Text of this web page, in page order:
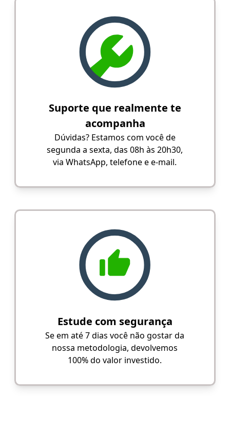
Suporte que realmente te
acompanha
Dúvidas? Estamos com você de
segunda a sexta, das 08h às 20h30,
via WhatsApp, telefone e e-mail.
Estude com segurança
Se em até 7 dias você não gostar da
nossa metodologia, devolvemos
100% do valor investido.